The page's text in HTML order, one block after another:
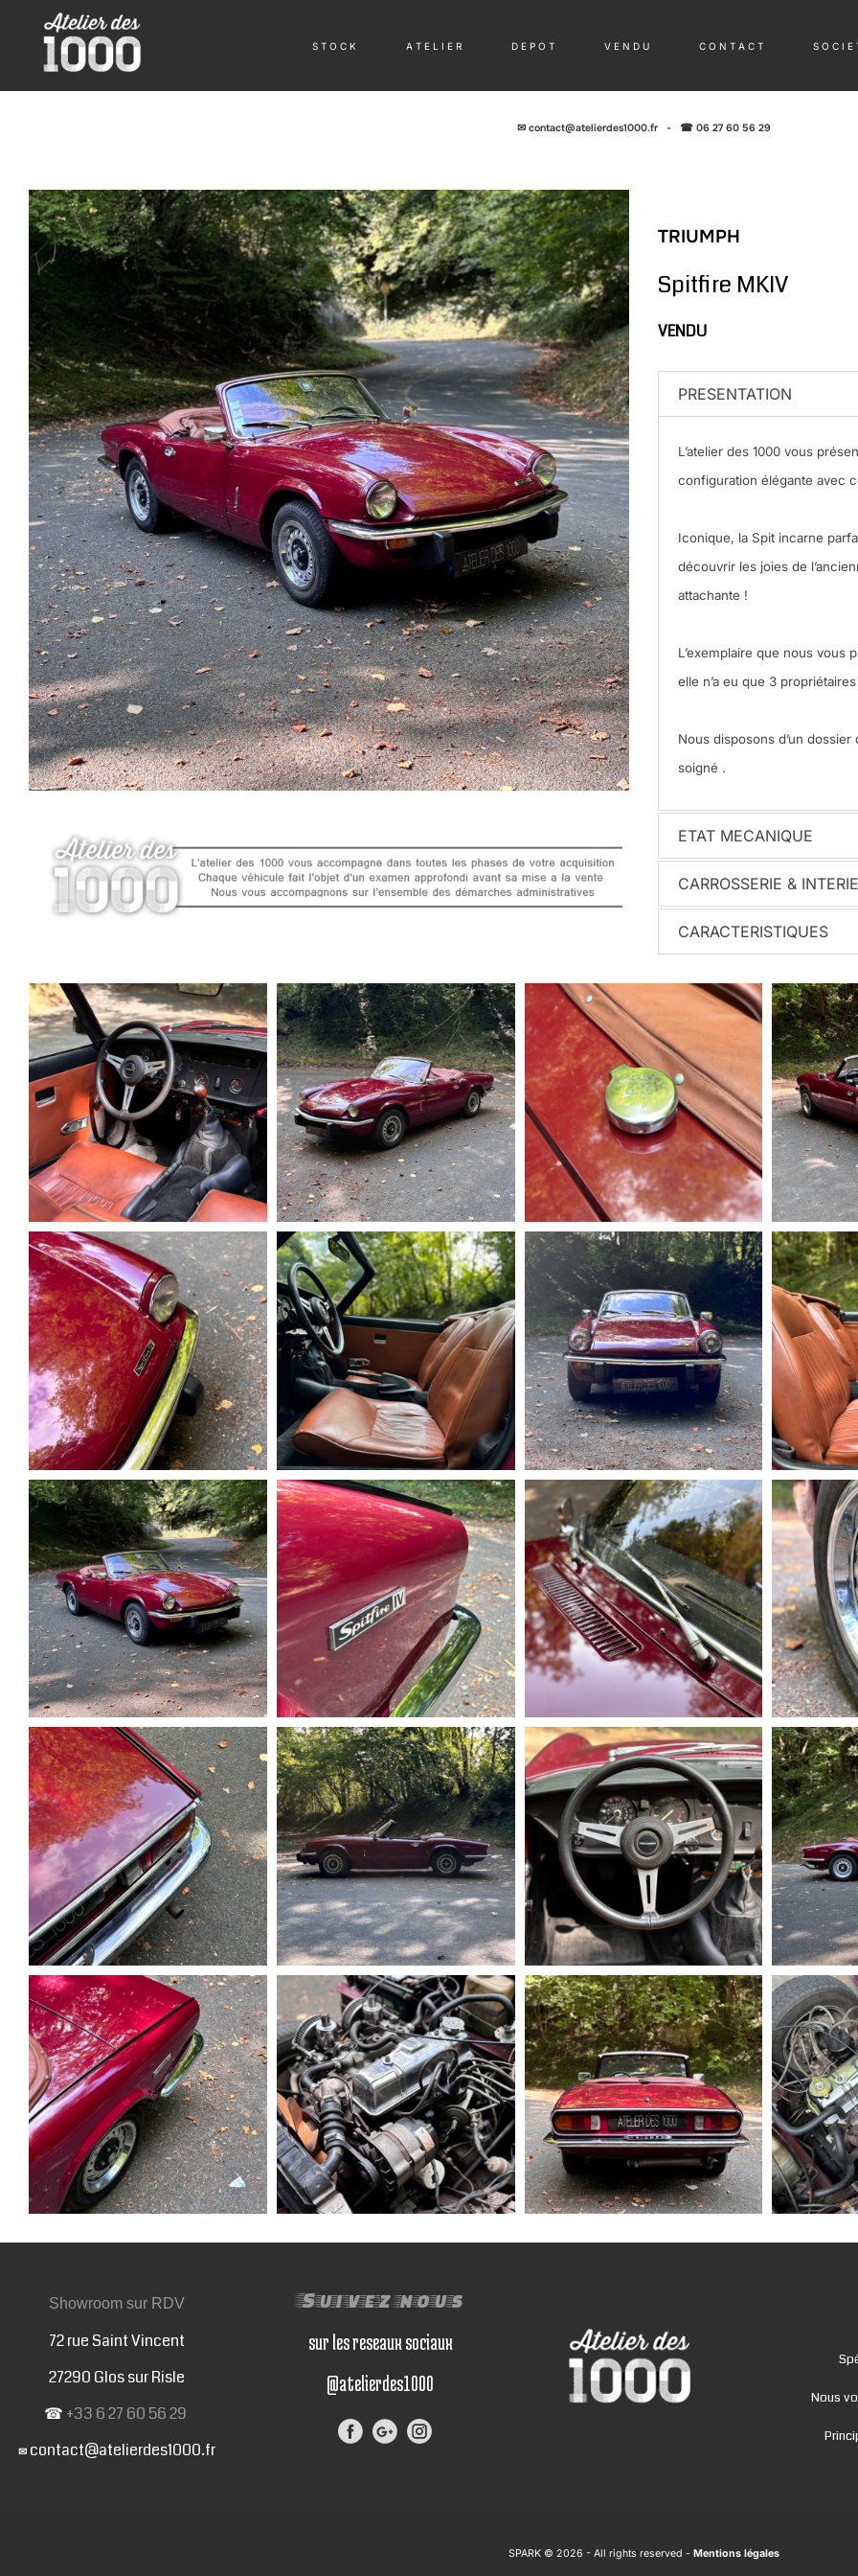
S T O C K A T E L I E R D E P O T V E N D U C O N T A C T S O C I E
✉ contact@atelierdes1000.fr- ☎ 06 27 60 56 29
TRIUMPH
Spitfire MKIV
VENDU
PRESENTATION
L’atelier des 1000 vous
configuration élégante avec
Iconique, la Spit incarne
découvrir les joies de
attachante !
L’exemplaire que nous vous
elle n’a eu que 3
Nous disposons d’un
soigné .
ETAT MECANIQUE
CARROSSERIE &
CARACTERISTIQUES
Showroom sur RDV
72 rue Saint Vincent
27290 Glos sur Risle
☎ +33 6 27 60 56 29
✉ contact@atelierdes1000.fr
Suivez nous
sur les reseaux sociaux
@atelierdes1000
Nous
SPARK © 2026 - All rights reserved - Mentions légales